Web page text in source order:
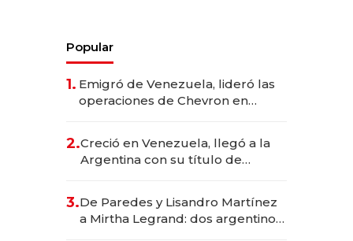
Popular
1. Emigró de Venezuela, lideró las
operaciones de Chevron en
2.Creció en Venezuela, llegó a la
Argentina con su título de
las marcas "fast premium"
3.De Paredes y Lisandro Martínez
a Mirtha Legrand: dos argentinos